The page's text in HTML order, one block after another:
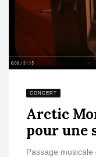
CONCERT
Arctic
pour une
Passage